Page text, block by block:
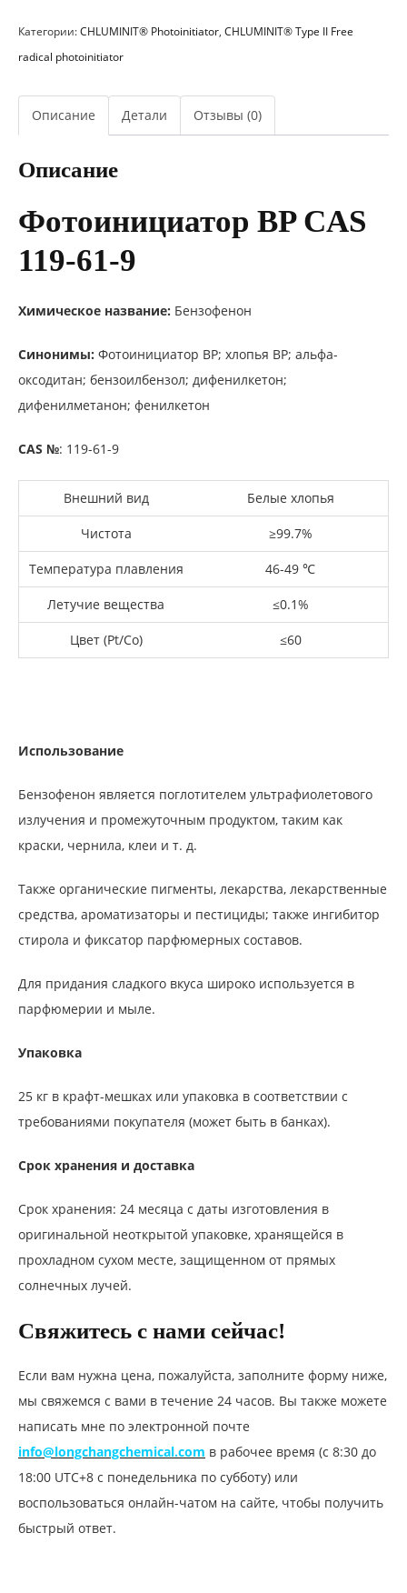
Категории:CHLUMINIT® Photoinitiator, CHLUMINIT® Type II Free
radical photoinitiator
Описание Детали Отзывы (0)
Описание
Фотоинициатор BP CAS
119-61-9
Химическое название: Бензофенон
Синонимы: Фотоинициатор BP; хлопья BP; альфа-
оксодитан; бензоилбензол; дифенилкетон;
дифенилметанон; фенилкетон
CAS №: 119-61-9
Внешний вид Белые хлопья
Чистота ≥99.7%
Температура плавления 46-49 ℃
Летучие вещества ≤0.1%
Цвет (Pt/Co) ≤60
Использование
Бензофенон является поглотителем ультрафиолетового
излучения и промежуточным продуктом, таким как
краски, чернила, клеи и т. д.
Также органические пигменты, лекарства, лекарственные
средства, ароматизаторы и пестициды; также ингибитор
стирола и фиксатор парфюмерных составов.
Для придания сладкого вкуса широко используется в
парфюмерии и мыле.
Упаковка
25 кг в крафт-мешках или упаковка в соответствии с
требованиями покупателя (может быть в банках).
Срок хранения и доставка
Срок хранения: 24 месяца с даты изготовления в
оригинальной неоткрытой упаковке, хранящейся в
прохладном сухом месте, защищенном от прямых
солнечных лучей.
Свяжитесь с нами сейчас!
Если вам нужна цена, пожалуйста, заполните форму ниже,
мы свяжемся с вами в течение 24 часов. Вы также можете
написать мне по электронной почте
info@longchangchemical.com в рабочее время (с 8:30 до
18:00 UTC+8 с понедельника по субботу) или
воспользоваться онлайн-чатом на сайте, чтобы получить
быстрый ответ.